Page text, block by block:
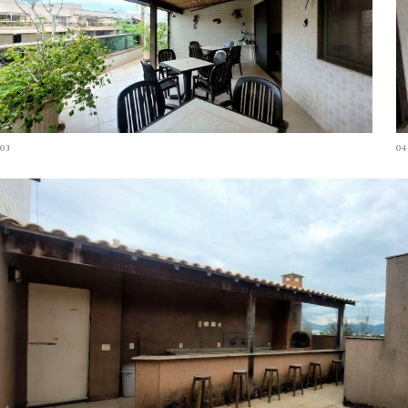
03 04